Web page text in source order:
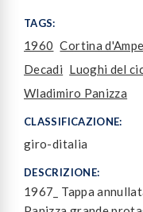
TAGS:
1960 Cortina
Decadi Luoghi del
Wladimiro Panizza
CLASSIFICAZIONE:
giro-ditalia
DESCRIZIONE:
1967_ Tappa